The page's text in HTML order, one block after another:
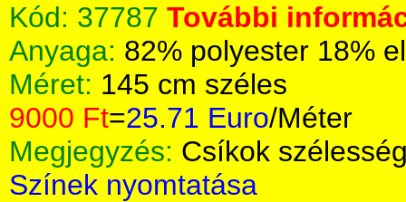
Kód: 37787 További
Anyaga: 82% polyester 18%
Méret: 145 cm széles
9000 Ft=25.71 Euro/Méter
Megjegyzés: Csíkok
Színek nyomtatása